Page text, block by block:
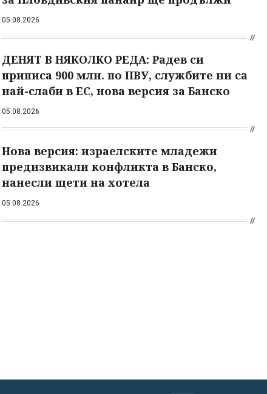
05.08.2026
ДЕНЯТ В НЯКОЛКО РЕДА: Радев си
приписа 900 млн. по ПВУ, службите ни са
най-слаби в ЕС, нова версия за Банско
05.08.2026
Нова версия: израелските младежи
предизвикали конфликта в Банско,
нанесли щети на хотела
05.08.2026